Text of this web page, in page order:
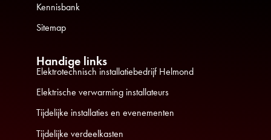
Kennisbank
Sitemap
Handige links
Elektrotechnisch installatiebedrijf Helmond
Elektrische verwarming installateurs
Tijdelijke installaties en evenementen
Tijdelijke verdeelkasten